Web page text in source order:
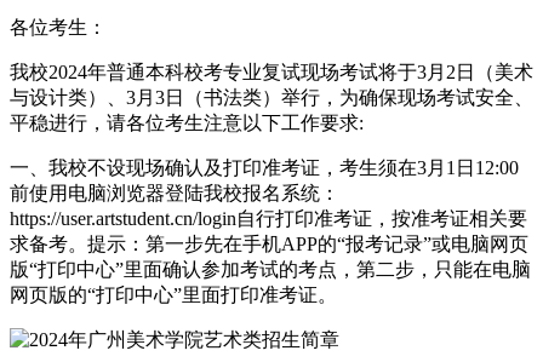
各位考生：
我校2024年普通本科校考专业复试现场考试将于3月2日（美术
与设计类）、3月3日（书法类）举行，为确保现场考试安全、
平稳进行，请各位考生注意以下工作要求:
一、我校不设现场确认及打印准考证，考生须在3月1日12:00
前使用电脑浏览器登陆我校报名系统：
https://user.artstudent.cn/login自行打印准考证，按准考证相关要
求备考。提示：第一步先在手机APP的“报考记录”或电脑网页
版“打印中心”里面确认参加考试的考点，第二步，只能在电脑
网页版的“打印中心”里面打印准考证。